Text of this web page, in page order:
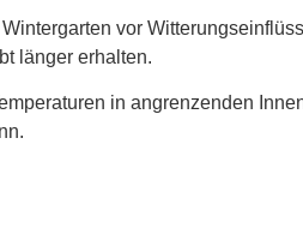
vor
länger erhalten.
in angrenzenden